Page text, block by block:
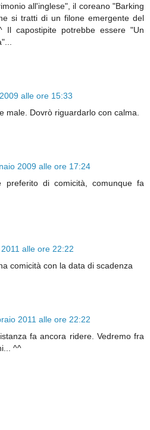
all'inglese", il coreano "Barking
si tratti di un filone emergente del
Il capostipite potrebbe essere "Un
alle ore 15:33
male. Dovrò riguardarlo con calma.
2009 alle ore 17:24
di comicità, comunque fa
alle ore 22:22
comicità con la data di scadenza
2011 alle ore 22:22
fa ancora ridere. Vedremo fra
^^